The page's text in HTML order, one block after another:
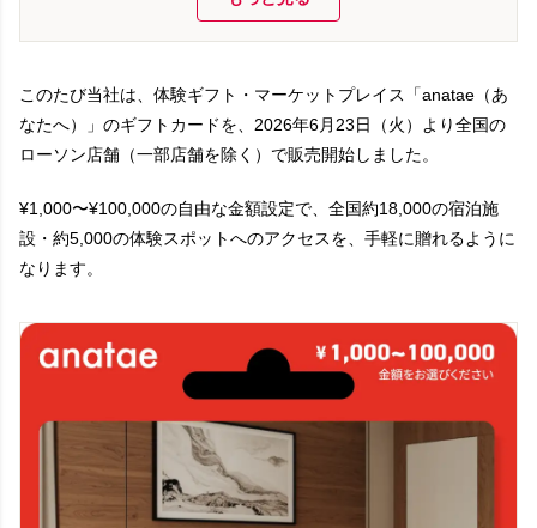
このたび当社は、体験ギフト・マーケットプレイス「anatae（あ
なたへ）」のギフトカードを、2026年6月23日（火）より全国の
ローソン店舗（一部店舗を除く）で販売開始しました。
¥1,000〜¥100,000の自由な金額設定で、全国約18,000の宿泊施
設・約5,000の体験スポットへのアクセスを、手軽に贈れるように
なります。